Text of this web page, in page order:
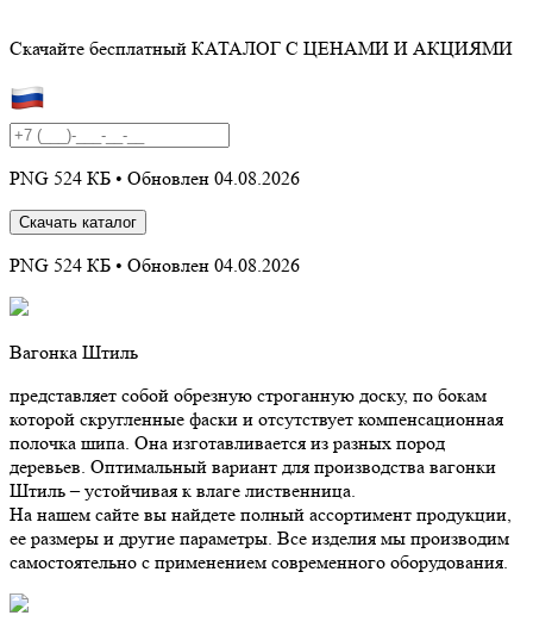
Скачайте бесплатный КАТАЛОГ С ЦЕНАМИ И АКЦИЯМИ
PNG 524 КБ • Обновлен 04.08.2026
Скачать каталог
PNG 524 КБ • Обновлен 04.08.2026
Вагонка Штиль
представляет собой обрезную строганную доску, по бокам
которой скругленные фаски и отсутствует компенсационная
полочка шипа. Она изготавливается из разных пород
деревьев. Оптимальный вариант для производства вагонки
Штиль – устойчивая к влаге лиственница.
На нашем сайте вы найдете полный ассортимент продукции,
ее размеры и другие параметры. Все изделия мы производим
самостоятельно с применением современного оборудования.